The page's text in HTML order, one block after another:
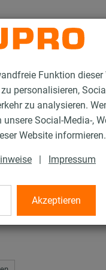
Funktion dieser
personalisieren,
zu analysieren.
Social-Media-,
Website informieren.
| Impressum
Akzeptieren